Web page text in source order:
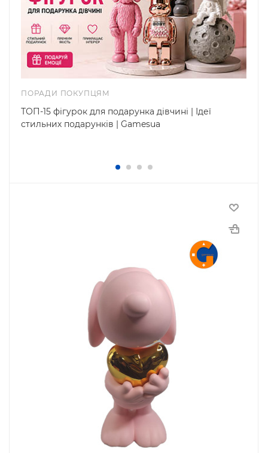
ПОРАДИ ПОКУПЦЯМ
ТОП-15 фігурок для подарунка дівчині | Ідеї
стильних подарунків | Gamesua